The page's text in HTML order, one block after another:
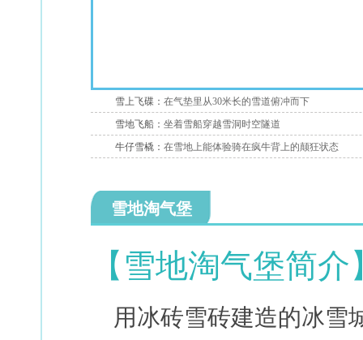
雪上飞碟： 在气垫里从30米长的雪道俯冲而下
雪地飞船： 坐着雪船穿越雪洞时空隧道
牛仔雪橇： 在雪地上能体验骑在疯牛背上的颠狂状态
雪地淘气堡
【雪地淘气堡简介
用冰砖雪砖建造的冰雪